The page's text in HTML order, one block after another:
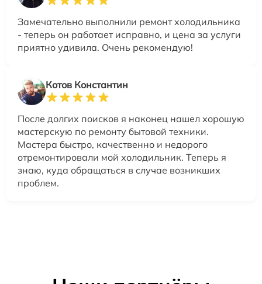
Замечательно выполнили ремонт холодильника
- теперь он работает исправно, и цена за услуги
приятно удивила. Очень рекомендую!
Котов Константин
После долгих поисков я наконец нашел хорошую
мастерскую по ремонту бытовой техники.
Мастера быстро, качественно и недорого
отремонтировали мой холодильник. Теперь я
знаю, куда обращаться в случае возникших
проблем.